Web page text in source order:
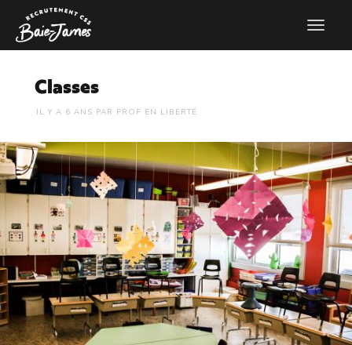
Classes
6 ANS PAR PROF EN LIBERTÉ